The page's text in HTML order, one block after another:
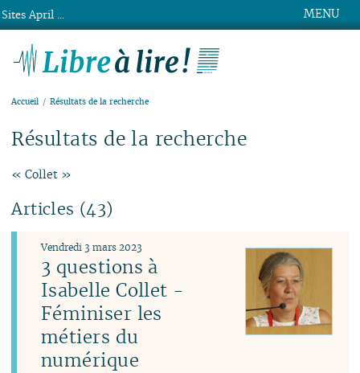
MENU
Accueil Résultats de la recherche
Résultats de la recherche
« Collet »
Articles (43)
3 questions à
Isabelle Collet -
Féminiser les
métiers du
numérique
Vendredi 3 mars 2023
Sites April ...